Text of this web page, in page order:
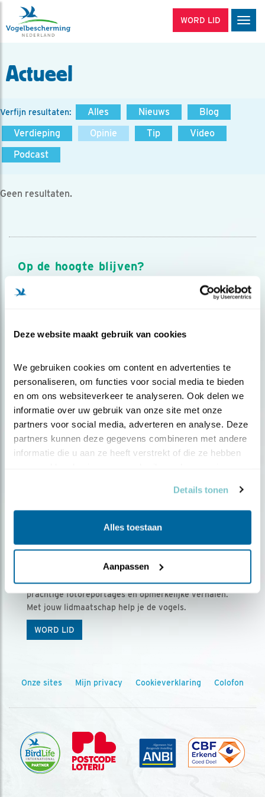
Deze website maakt gebruik van cookies
We gebruiken cookies om content en advertenties te
personaliseren, om functies voor social media te bieden
en om ons websiteverkeer te analyseren. Ook delen we
informatie over uw gebruik van onze site met onze
partners voor social media, adverteren en analyse. Deze
partners kunnen deze gegevens combineren met andere
informatie die u aan ze heeft verstrekt of die ze hebben
Details tonen
Alles toestaan
Aanpassen
WORD LID
Actueel
Verfijn resultaten: Alles Nieuws
Blog
Verdieping
Opinie Tip
Video
Podcast
Geen resultaten.
Op de hoogte blijven?
Meld je aan en ontvang nieuws, inspiratie, acties en tips
over vogels en activiteiten van Vogelbescherming.
Ontvang 5 x Vogels voor € 36,00 per jaar
Vogels is het tijdschrift voor onze leden, met
prachtige fotoreportages en opmerkelijke verhalen.
Met jouw lidmaatschap help je de vogels.
WORD LID
Onze sites Mijn privacy Cookieverklaring Colofon